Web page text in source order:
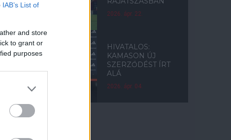
IAB’s List of
and store
to grant or
purposes
2026. ápr. 22.
HIVATALOS:
KAMASON ÚJ
SZERZŐDÉST ÍRT
ALÁ
2026. ápr. 04.